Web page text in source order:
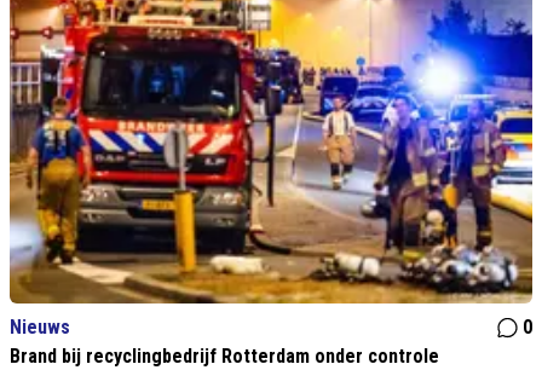
Nieuws
0
Brand bij recyclingbedrijf Rotterdam onder controle